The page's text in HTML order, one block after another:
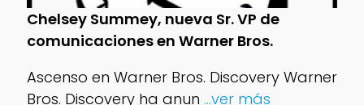
Chelsey Summey, nueva Sr. VP de
comunicaciones en Warner Bros.
Ascenso en Warner Bros. Discovery Warner
Bros. Discovery ha anun ...ver más